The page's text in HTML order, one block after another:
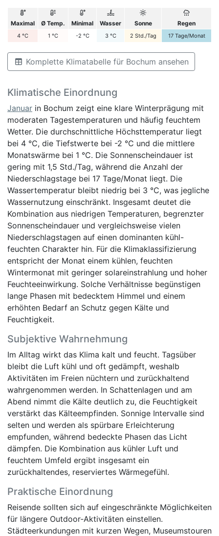
Maximal Ø Temp. Minimal Wasser Sonne Regen
4 °C 1 °C -2 °C 3 °C 2 Std./Tag 17 Tage/Monat
Komplette Klimatabelle für Bochum ansehen
Klimatische Einordnung
Januar in Bochum zeigt eine klare Winterprägung mit
moderaten Tagestemperaturen und häufig feuchtem
Wetter. Die durchschnittliche Höchsttemperatur liegt
bei 4 °C, die Tiefstwerte bei -2 °C und die mittlere
Monatswärme bei 1 °C. Die Sonnenscheindauer ist
gering mit 1,5 Std./Tag, während die Anzahl der
Niederschlagstage bei 17 Tage/Monat liegt. Die
Wassertemperatur bleibt niedrig bei 3 °C, was jegliche
Wassernutzung einschränkt. Insgesamt deutet die
Kombination aus niedrigen Temperaturen, begrenzter
Sonnenscheindauer und vergleichsweise vielen
Niederschlagstagen auf einen dominanten kühl-
feuchten Charakter hin. Für die Klimaklassifizierung
entspricht der Monat einem kühlen, feuchten
Wintermonat mit geringer solareinstrahlung und hoher
Feuchteeinwirkung. Solche Verhältnisse begünstigen
lange Phasen mit bedecktem Himmel und einem
erhöhten Bedarf an Schutz gegen Kälte und
Feuchtigkeit.
Subjektive Wahrnehmung
Im Alltag wirkt das Klima kalt und feucht. Tagsüber
bleibt die Luft kühl und oft gedämpft, weshalb
Aktivitäten im Freien nüchtern und zurückhaltend
wahrgenommen werden. In Schattenlagen und am
Abend nimmt die Kälte deutlich zu, die Feuchtigkeit
verstärkt das Kälteempfinden. Sonnige Intervalle sind
selten und werden als spürbare Erleichterung
empfunden, während bedeckte Phasen das Licht
dämpfen. Die Kombination aus kühler Luft und
feuchtem Umfeld ergibt insgesamt ein
zurückhaltendes, reserviertes Wärmegefühl.
Praktische Einordnung
Reisende sollten sich auf eingeschränkte Möglichkeiten
für längere Outdoor‑Aktivitäten einstellen.
Städteerkundungen mit kurzen Wegen, Museumstouren